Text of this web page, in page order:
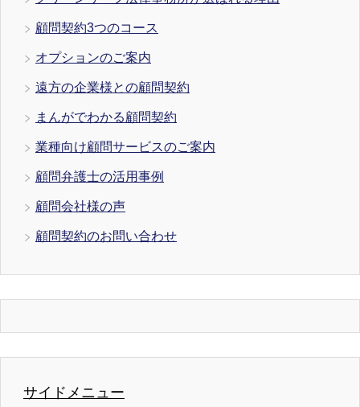
顧問契約3つのコース
オプションのご案内
遠方の企業様との顧問契約
まんがでわかる顧問契約
業種向け顧問サービスのご案内
顧問弁護士の活用事例
顧問会社様の声
顧問契約のお問い合わせ
サイドメニュー